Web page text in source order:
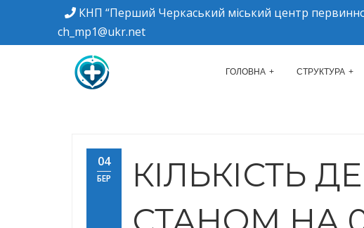
КНП “Перший Черкаський міський центр
ch_mp1@ukr.net
КНП "ПЕРШИЙ
ГОЛОВНА СТРУКТУРА
04
БЕР
КІЛЬКІСТЬ